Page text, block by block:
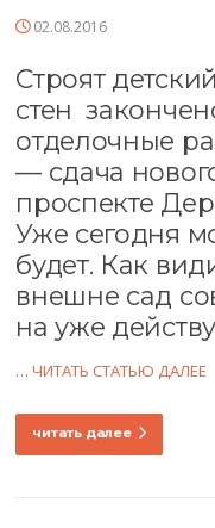
02.08.2016
Строят
стен
отделочные
— сдача
проспекте
Уже сегодня
будет. Как
внешне сад
на уже
…ЧИТАТЬ СТАТЬЮ ДАЛЕЕ
читать далее